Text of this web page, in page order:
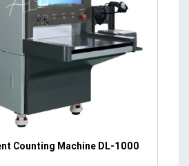
Counting Machine DL-1000